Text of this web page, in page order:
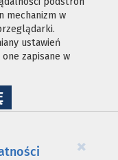
mechanizm w
ustawień
zapisane w
NA
WYKORZYSTANIE
×